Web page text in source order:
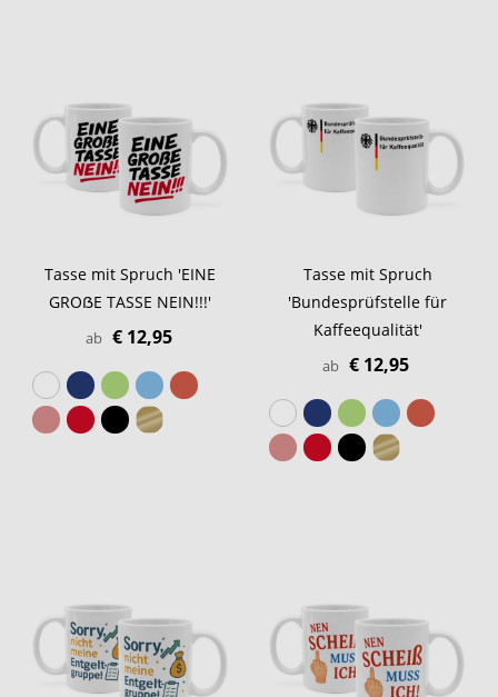
Tasse mit Spruch 'EINE
GROẞE TASSE NEIN!!!'
ab € 12,95
Tasse mit Spruch
'Bundesprüfstelle für
Kaffeequalität'
ab € 12,95